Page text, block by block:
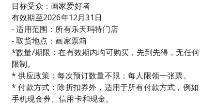
目标受众：画家爱好者
有效期至2026年12月31日
- 适用范围：所有乐天玛特门店
- 取货地点：画家票箱
*数量/期限：在有效期内均可购买，先到先得，无任何
限制。
* 供应政策：每次预订数量不限；每人限领一张票。
* 付款方式：除折扣券外，适用于所有付款方式，例如
手机现金券、信用卡和现金。